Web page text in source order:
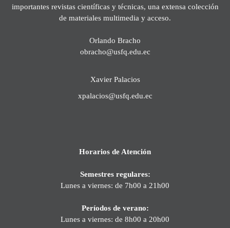
importantes revistas científicas y técnicas, una extensa colección
de materiales multimedia y acceso.
Orlando Bracho
obracho@usfq.edu.ec
Xavier Palacios
xpalacios@usfq.edu.ec
Horarios de Atención
Semestres regulares:
Lunes a viernes: de 7h00 a 21h00
Períodos de verano:
Lunes a viernes: de 8h00 a 20h00